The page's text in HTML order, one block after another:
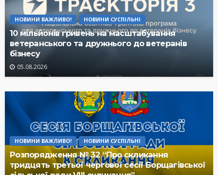
НОВИНИ ВАЖЛИВО! НОВИНИ СУСПІЛЬНІ
10 мільйонів гривень на масштабування
ветеранського та дружнього до ветеранів
бізнесу
05.08.2026
НОВИНИ ВАЖЛИВО! НОВИНИ СУСПІЛЬНІ
Розпорядження № 32 “Про скликання
тридцять третьої чергової сесії Борщагівської